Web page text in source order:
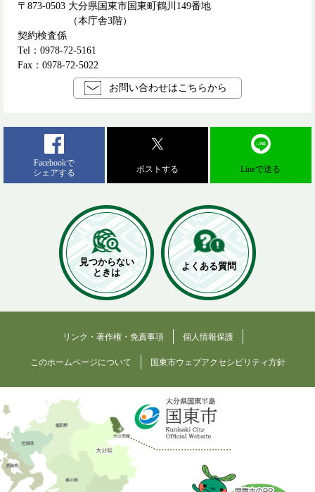
〒873-0503 大分県国東市国東町鶴川149番地
（本庁舎3階）
契約検査係
Tel：0978-72-5161
Fax：0978-72-5022
お問い合わせはこちらから
Facebookで
シェアする
ポストする Lineで送る
見つからない
ときは
よくある質問
リンク・著作権・免責事項 個人情報保護
このホームページについて 国東市ウェブアクセシビリティ方針